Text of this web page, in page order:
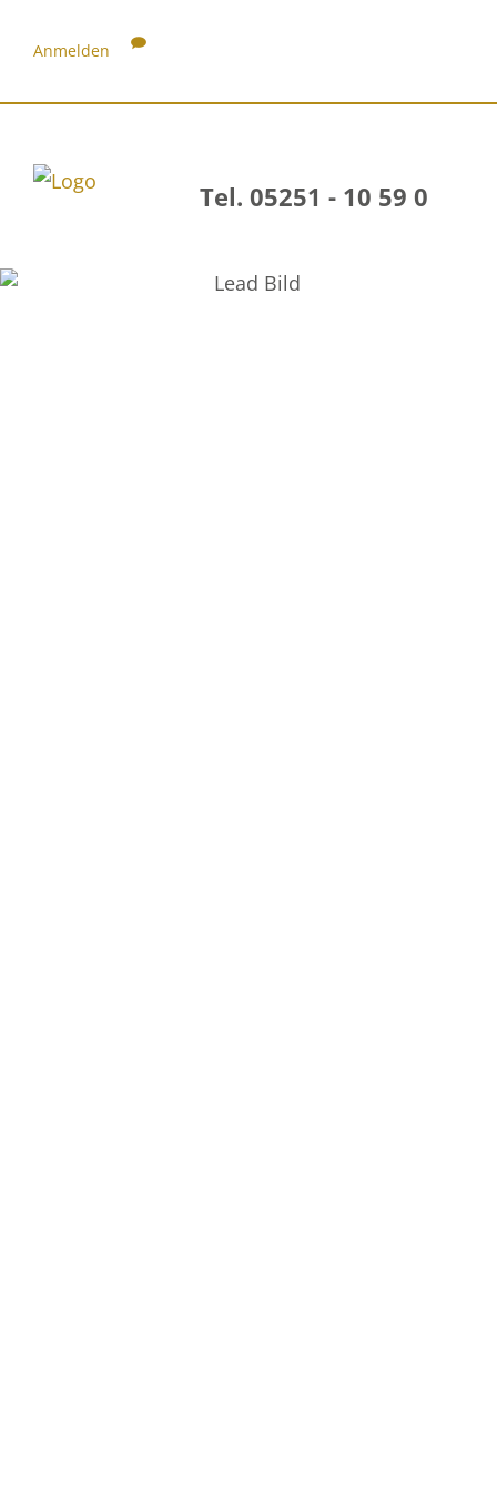
Anmelden
Tel. 05251 - 10 59 0